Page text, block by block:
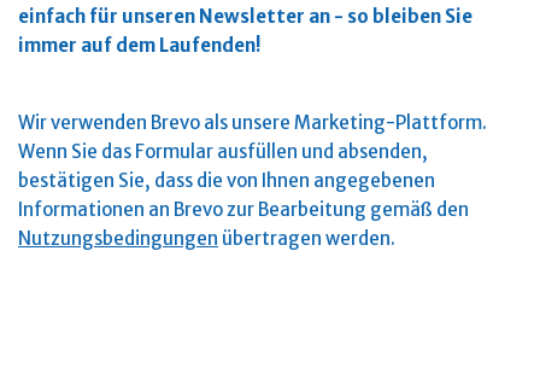
einfach für unseren Newsletter an - so bleiben Sie
immer auf dem Laufenden!
Wir verwenden Brevo als unsere Marketing-Plattform.
Wenn Sie das Formular ausfüllen und absenden,
bestätigen Sie, dass die von Ihnen angegebenen
Informationen an Brevo zur Bearbeitung gemäß den
Nutzungsbedingungen übertragen werden.